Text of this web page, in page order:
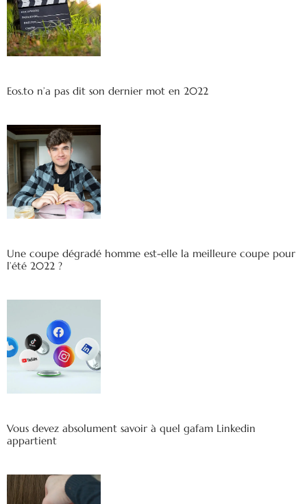
Eos.to n’a pas dit son dernier mot en 2022
Une coupe dégradé homme est-elle la meilleure coupe pour
l’été 2022 ?
Vous devez absolument savoir à quel gafam Linkedin
appartient